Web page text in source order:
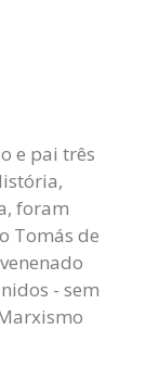
e pai três
foram
Tomás de
- sem